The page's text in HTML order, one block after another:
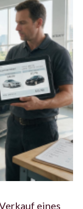
eines